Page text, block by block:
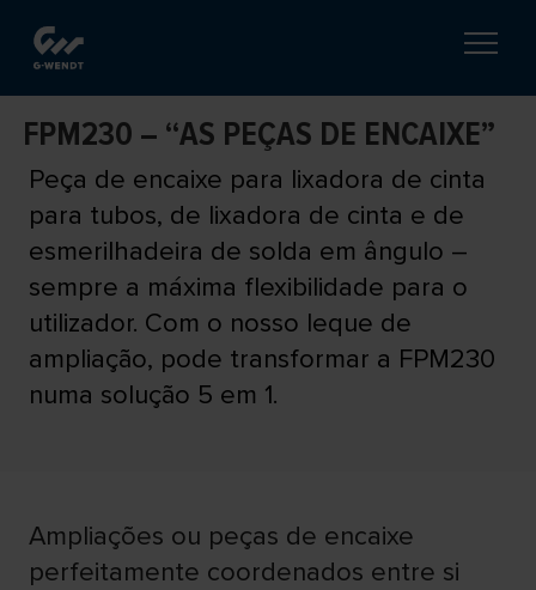
FPM230 – “AS PEÇAS DE ENCAIXE”
Peça de encaixe para lixadora de cinta
para tubos, de lixadora de cinta e de
esmerilhadeira de solda em ângulo –
sempre a máxima flexibilidade para o
utilizador. Com o nosso leque de
ampliação, pode transformar a FPM230
numa solução 5 em 1.
Ampliações ou peças de encaixe
perfeitamente coordenados entre si